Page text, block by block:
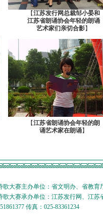
【江苏发行网总裁邹小晏和
江苏省朗诵协会年轻的朗诵
艺术家们亲切合影】
【江苏省朗诵协会年轻的朗
诵艺术家在朗诵】
歌大赛主办单位：省文明办、省教
歌大赛承办单位：江苏发行网、江
传真：025-83361234